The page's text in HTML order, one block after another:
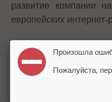
развитие компании
европейских интернет-
Напомним,
позицию
Россия,
покинул свой
Произошла
Пожалуйста,